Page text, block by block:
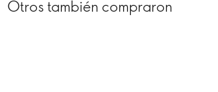
Otros también compraron